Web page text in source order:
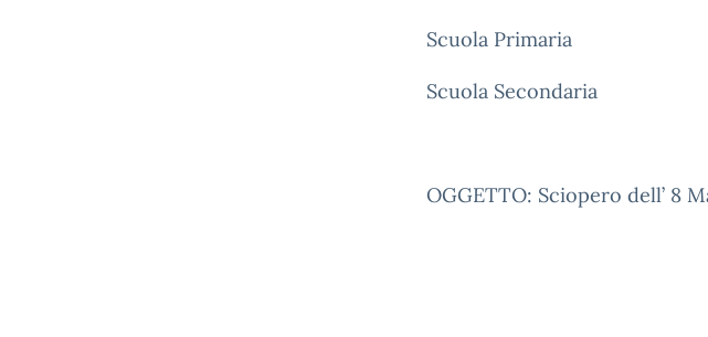
Scuola Primaria
Scuola Secondaria
OGGETTO: Sciopero dell’ 8